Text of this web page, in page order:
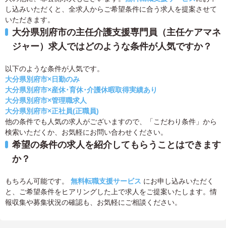
し込みいただくと、全求人からご希望条件に合う求人を提案させて
いただきます。
大分県別府市の主任介護支援専門員（主任ケアマネ
ジャー）求人ではどのような条件が人気ですか？
以下のような条件が人気です。
大分県別府市×日勤のみ
大分県別府市×産休･育休･介護休暇取得実績あり
大分県別府市×管理職求人
大分県別府市×正社員(正職員)
他の条件でも人気の求人がございますので、「こだわり条件」から
検索いただくか、お気軽にお問い合わせください。
希望の条件の求人を紹介してもらうことはできます
か？
もちろん可能です。 無料転職支援サービス にお申し込みいただく
と、ご希望条件をヒアリングした上で求人をご提案いたします。情
報収集や募集状況の確認も、お気軽にご相談ください。